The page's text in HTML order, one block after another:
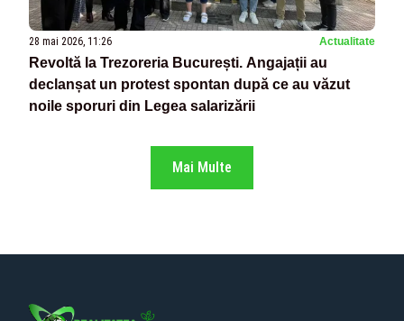
28 mai 2026, 11:26 Actualitate
Revoltă la Trezoreria București. Angajații au
declanșat un protest spontan după ce au văzut
noile sporuri din Legea salarizării
Mai Multe